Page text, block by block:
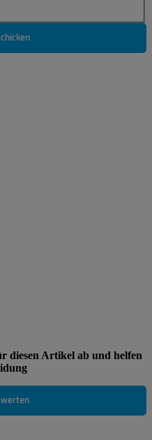
diesen Artikel ab und helfen